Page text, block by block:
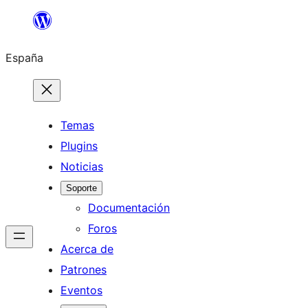
Saltar
contenido
España
Temas
Plugins
Noticias
Soporte
Documentación
Foros
Acerca de
Patrones
Eventos